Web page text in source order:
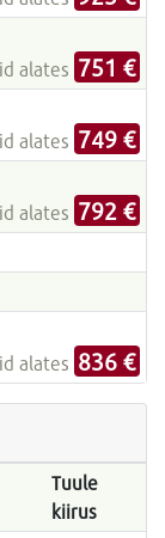
alates 751 €
alates 749 €
alates 792 €
alates 836 €
Tuule
kiirus